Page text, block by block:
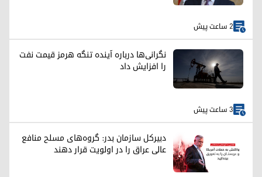
2 ساعت پیش
نگرانی‌ها درباره آینده تنگه هرمز قیمت نفت
را افزایش داد
3 ساعت پیش
دبیرکل سازمان بدر: گروه‌های مسلح منافع
عالی عراق را در اولویت قرار دهند